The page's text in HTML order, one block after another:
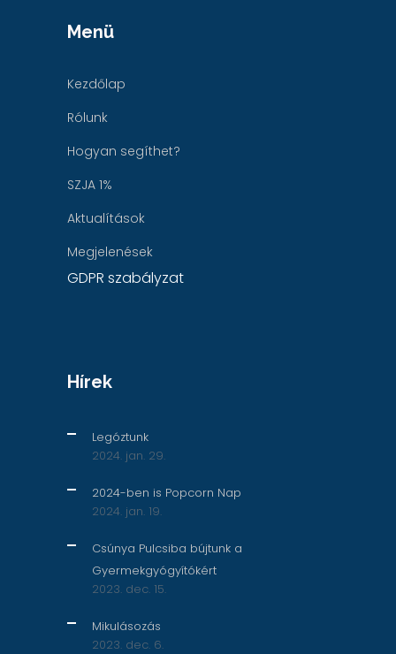
Menü
Kezdőlap
Rólunk
Hogyan segíthet?
SZJA 1%
Aktualítások
Megjelenések
GDPR szabályzat
Hírek
Legóztunk
2024. jan. 29.
2024-ben is Popcorn Nap
2024. jan. 19.
Csúnya Pulcsiba bújtunk a
Gyermekgyógyítókért
2023. dec. 15.
Mikulásozás
2023. dec. 6.